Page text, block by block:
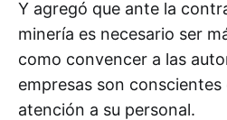
Y agregó que ante la
minería es necesario ser
como convencer a las
empresas son
atención a su personal.